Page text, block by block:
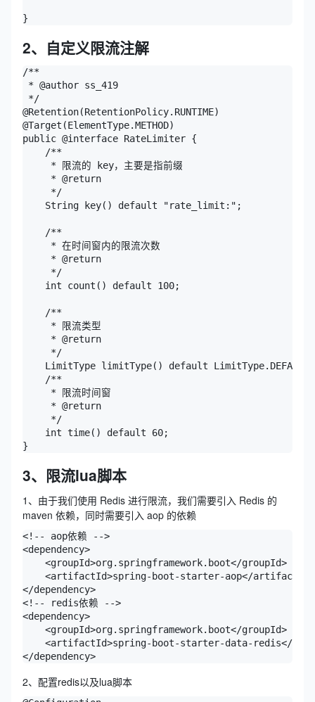
}
2、自定义限流注解
/**
* @author ss_419
*/
@Retention(RetentionPolicy.RUNTIME)
@Target(ElementType.METHOD)
public @interface RateLimiter {
    /**
     * 限流的 key，主要是指前缀
     * @return
     */
    String key() default "rate_limit:";
    /**
     * 在时间窗内的限流次数
     * @return
     */
    int count() default 100;
    /**
     * 限流类型
     * @return
     */
    LimitType limitType() default LimitType.DEFAULT;
    /**
     * 限流时间窗
     * @return
     */
    int time() default 60;
}
3、限流lua脚本
1、由于我们使用 Redis 进行限流，我们需要引入 Redis 的
maven 依赖，同时需要引入 aop 的依赖
<!-- aop依赖 -->
<dependency>
<groupId>org.springframework.boot</groupId>
<artifactId>spring-boot-starter-aop</artifactId>
</dependency>
<!-- redis依赖 -->
<dependency>
<groupId>org.springframework.boot</groupId>
<artifactId>spring-boot-starter-data-redis</
</dependency>
2、配置redis以及lua脚本